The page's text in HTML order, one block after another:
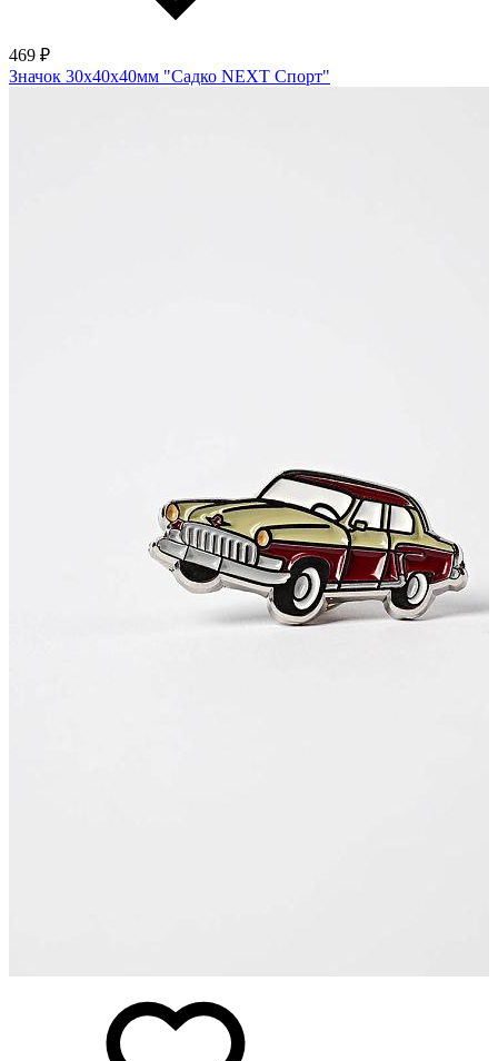
469 ₽
Значок 30х40х40мм "Садко NEXT Спорт"